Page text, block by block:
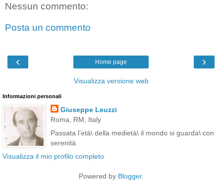
Nessun commento:
Posta un commento
‹ ›
Home page
Visualizza versione web
Informazioni personali
Giuseppe Leuzzi
Roma, RM, Italy
Passata l’età\ della medietà\ il mondo si guarda\ con
serenità
Visualizza il mio profilo completo
Powered by Blogger.